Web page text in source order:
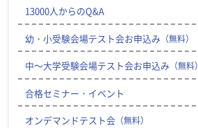
13000人からのQ&A
幼・小受験会場テスト会お申込み （無料）
中～大学受験会場テスト会お申込み （無料）
合格セミナー・イベント
オンデマンドテスト会 （無料）